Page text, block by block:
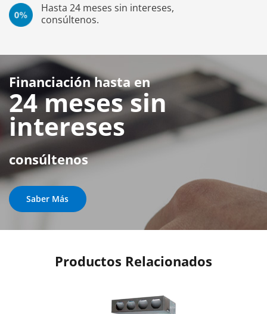
Hasta 24 meses sin intereses,
consúltenos.
Financiación hasta en
24 meses sin
intereses
consúltenos
Saber Más
Productos Relacionados